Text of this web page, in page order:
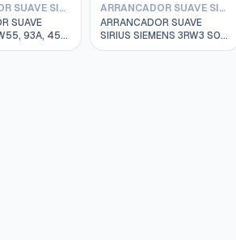
ARRANCADOR SUAVE SIEMENS 3RW55
SUAVE
93A, 45
3RW5527-
ARRANCADOR SUAVE SIEMENS 3RW3
ARRANCADOR SUAVE
SIRIUS SIEMENS 3RW3 S0
38A, 18.5KW/400V